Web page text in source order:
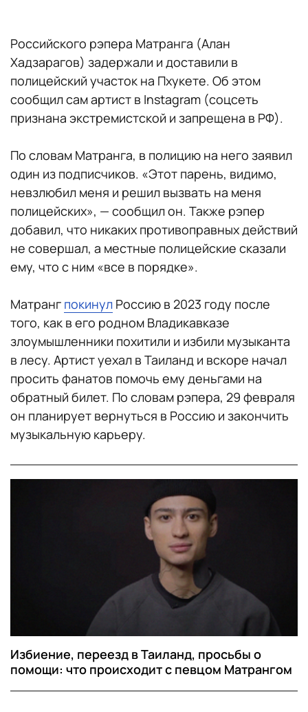
Российского рэпера Матранга (Алан
Хадзарагов) задержали и доставили в
полицейский участок на Пхукете. Об этом
сообщил сам артист в Instagram (соцсеть
признана экстремистской и запрещена в РФ).
По словам Матранга, в полицию на него заявил
один из подписчиков. «Этот парень, видимо,
невзлюбил меня и решил вызвать на меня
полицейских», — сообщил он. Также рэпер
добавил, что никаких противоправных действий
не совершал, а местные полицейские сказали
ему, что с ним «все в порядке».
Матранг покинул Россию в 2023 году после
того, как в его родном Владикавказе
злоумышленники похитили и избили музыканта
в лесу. Артист уехал в Таиланд и вскоре начал
просить фанатов помочь ему деньгами на
обратный билет. По словам рэпера, 29 февраля
он планирует вернуться в Россию и закончить
музыкальную карьеру.
Избиение, переезд в Таиланд, просьбы о
помощи: что происходит с певцом Матрангом